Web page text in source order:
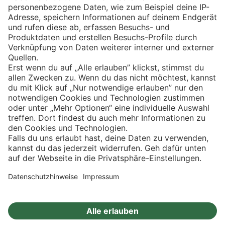
Eishockey
Impressum
Privatsphäre-Einstellungen